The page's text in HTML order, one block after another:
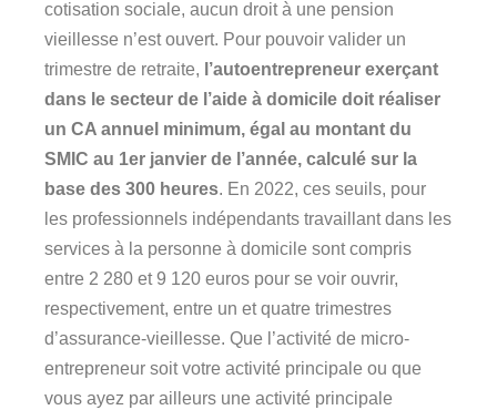
cotisation sociale, aucun droit à une pension
vieillesse n’est ouvert. Pour pouvoir valider un
trimestre de retraite, l’autoentrepreneur exerçant
dans le secteur de l’aide à domicile doit réaliser
un CA annuel minimum, égal au montant du
SMIC au 1er janvier de l’année, calculé sur la
base des 300 heures. En 2022, ces seuils, pour
les professionnels indépendants travaillant dans les
services à la personne à domicile sont compris
entre 2 280 et 9 120 euros pour se voir ouvrir,
respectivement, entre un et quatre trimestres
d’assurance-vieillesse. Que l’activité de micro-
entrepreneur soit votre activité principale ou que
vous ayez par ailleurs une activité principale